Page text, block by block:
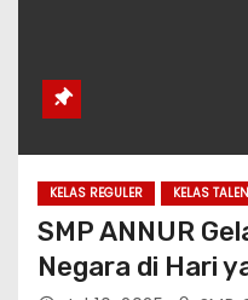
KELAS REGULER KELAS
SMP ANNUR
Negara di Hari